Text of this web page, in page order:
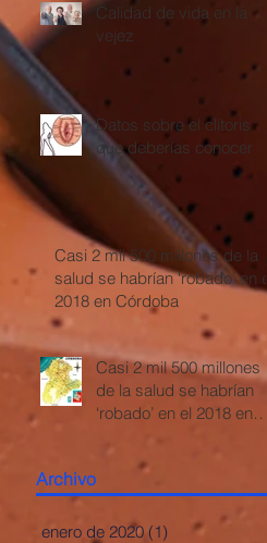
Calidad de vida en la
vejez
Datos sobre el clítoris
que deberías conocer
Casi 2 mil 500 millones de la
salud se habrían ‘robado’ en el
2018 en Córdoba
Casi 2 mil 500 millones
de la salud se habrían
‘robado’ en el 2018 en
Archivo
enero de 2020 (1) 1 entrada